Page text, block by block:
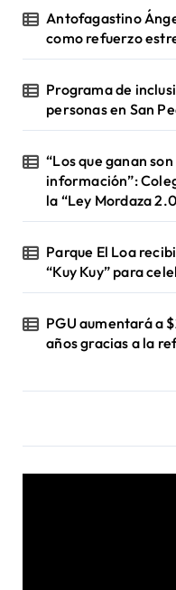
Antofagastino
como refuerzo
Programa de
personas en San
“Los que ganan
información”:
la “Ley Mordaza
Parque El Loa
“Kuy Kuy” para
PGU aumentará a
años gracias a la